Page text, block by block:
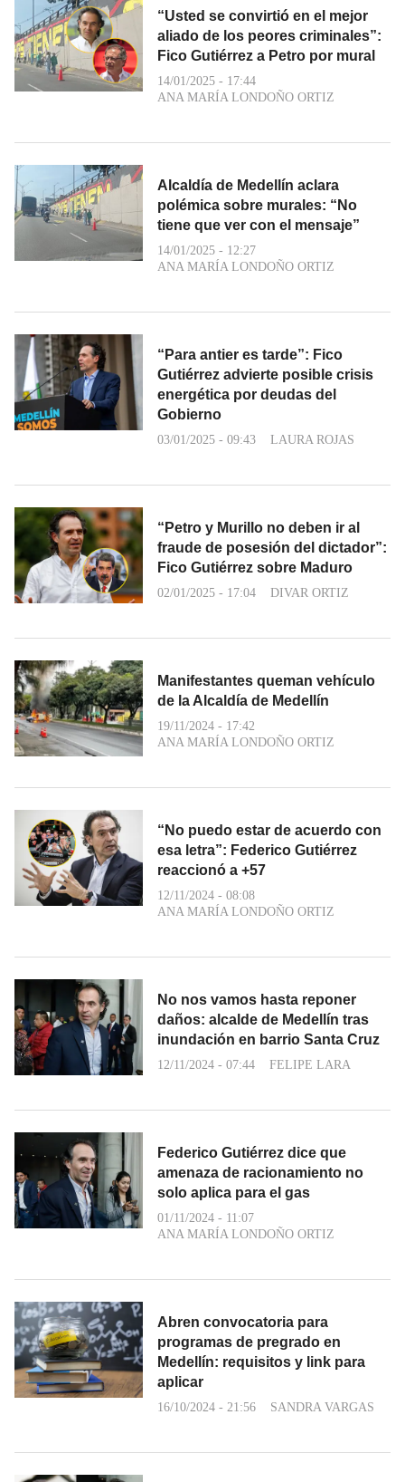
“Usted se convirtió en el mejor
aliado de los peores criminales”:
Fico Gutiérrez a Petro por mural
14/01/2025 - 17:44
ANA MARÍA LONDOÑO ORTIZ
Alcaldía de Medellín aclara
polémica sobre murales: “No
tiene que ver con el mensaje”
14/01/2025 - 12:27
ANA MARÍA LONDOÑO ORTIZ
“Para antier es tarde”: Fico
Gutiérrez advierte posible crisis
energética por deudas del
Gobierno
03/01/2025 - 09:43 LAURA ROJAS
“Petro y Murillo no deben ir al
fraude de posesión del dictador”:
Fico Gutiérrez sobre Maduro
02/01/2025 - 17:04 DIVAR ORTIZ
Manifestantes queman vehículo
de la Alcaldía de Medellín
19/11/2024 - 17:42
ANA MARÍA LONDOÑO ORTIZ
“No puedo estar de acuerdo con
esa letra”: Federico Gutiérrez
reaccionó a +57
12/11/2024 - 08:08
ANA MARÍA LONDOÑO ORTIZ
No nos vamos hasta reponer
daños: alcalde de Medellín tras
inundación en barrio Santa Cruz
12/11/2024 - 07:44 FELIPE LARA
Federico Gutiérrez dice que
amenaza de racionamiento no
solo aplica para el gas
01/11/2024 - 11:07
ANA MARÍA LONDOÑO ORTIZ
Abren convocatoria para
programas de pregrado en
Medellín: requisitos y link para
aplicar
16/10/2024 - 21:56 SANDRA VARGAS